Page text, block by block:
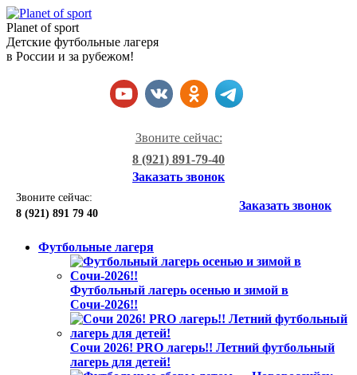
Planet of sport
Детские футбольные лагеря
в России и за рубежом!
Звоните сейчас:
8 (921) 891-79-40
Заказать звонок
Звоните сейчас:
8 (921) 891 79 40
Заказать звонок
Футбольные лагеря
Футбольный лагерь осенью и зимой в
Сочи-2026!!
Сочи 2026! PRO лагерь!! Летний футбольный
лагерь для детей!